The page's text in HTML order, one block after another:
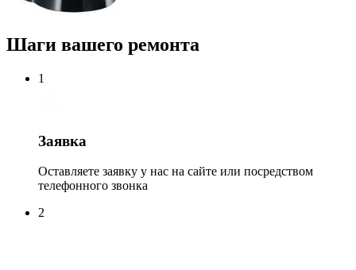
Шаги вашего ремонта
1
Заявка
Оставляете заявку у нас на сайте или посредством
телефонного звонка
2